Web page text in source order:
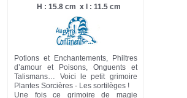
H : 15.8 cm x l : 11.5 cm
Potions et Enchantements, Philtres
d’amour et Poisons, Onguents et
Talismans… Voici le petit grimoire
Plantes Sorcières - Les sortilèges !
Une fois ce grimoire de magie